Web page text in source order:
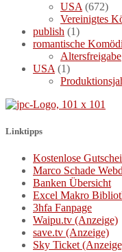
USA (672)
Vereinigtes
publish (1)
romantische
Altersfreigabe
USA (1)
Linktipps
Kostenlose
Marco Schade
Banken Übersicht
Excel Makro
3hfa Fanpage
Waipu.tv (Anzeige)
save.tv (Anzeige)
Sky Ticket